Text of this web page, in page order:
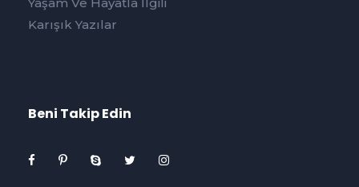
Karışık Yazılar
Beni Takip Edin